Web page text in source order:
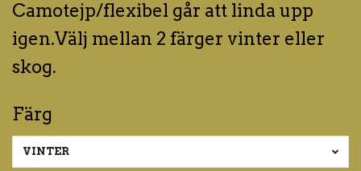
Camotejp/flexibel går att linda upp
igen.Välj mellan 2 färger vinter eller
skog.
Färg
VINTER